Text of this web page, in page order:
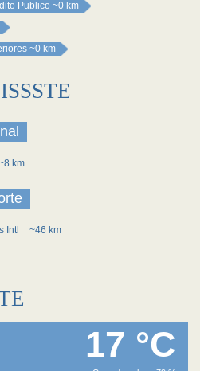
Publico ~0 km
~0 km
km
Intl ~46 km
17 °C